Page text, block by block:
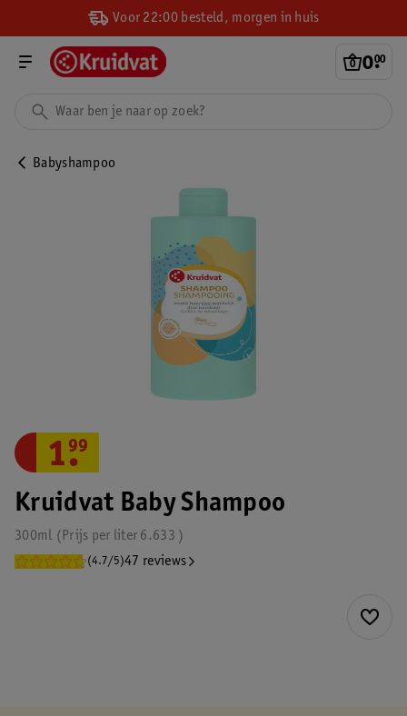
Voor 22:00 besteld, morgen in huis
0.
00
Babyshampoo
Kruidvat Baby Shampoo
300ml 6.633
Prijs per liter
(4.7/5)47 reviews
1.
99